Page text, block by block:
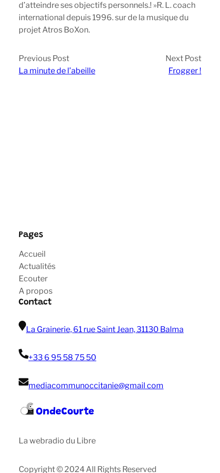
d’atteindre ses objectifs personnels.! »R. L. coach
international depuis 1996. sur de la musique du
projet Atros BoXon.
Previous Post
La minute de l’abeille
Next Post
Frogger !
Pages
Accueil
Actualités
Ecouter
A propos
Contact
La Grainerie, 61 rue Saint Jean, 31130 Balma
+33 6 95 58 75 50
mediacommunoccitanie@gmail com
OndeCourte
La webradio du Libre
Copyright © 2024 All Rights Reserved